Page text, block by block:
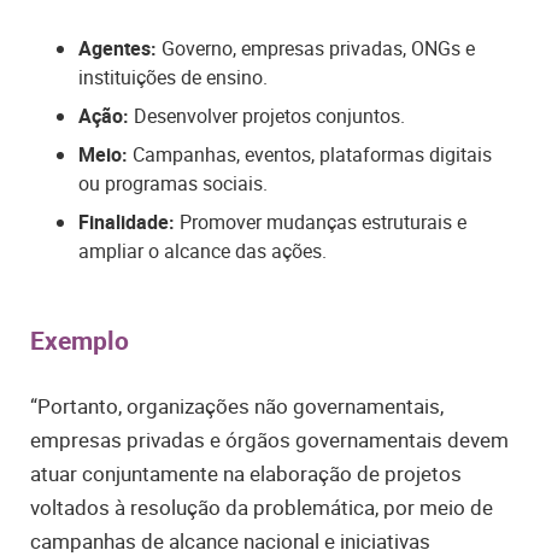
Agentes: Governo, empresas privadas, ONGs e
instituições de ensino.
Ação: Desenvolver projetos conjuntos.
Meio: Campanhas, eventos, plataformas digitais
ou programas sociais.
Finalidade: Promover mudanças estruturais e
ampliar o alcance das ações.
Exemplo
“Portanto, organizações não governamentais,
empresas privadas e órgãos governamentais devem
atuar conjuntamente na elaboração de projetos
voltados à resolução da problemática, por meio de
campanhas de alcance nacional e iniciativas